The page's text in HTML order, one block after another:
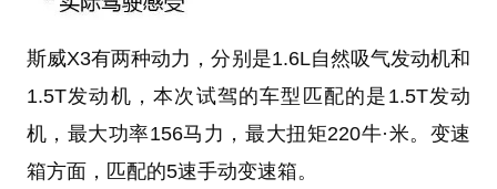
斯威X3有两种动力，分别是1.6L自然吸气发动机和
1.5T发动机，本次试驾的车型匹配的是1.5T发动
机，最大功率156马力，最大扭矩220牛·米。变速
箱方面，匹配的5速手动变速箱。